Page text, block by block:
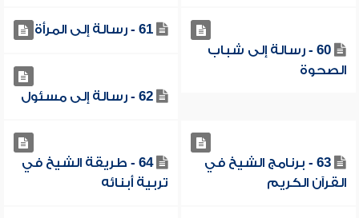
60 - رسالة إلى شباب
الصحوة
61 - رسالة إلى المرأة
62 - رسالة إلى مسئول
63 - برنامج الشيخ في
القرآن الكريم
64 - طريقة الشيخ في
تربية أبنائه